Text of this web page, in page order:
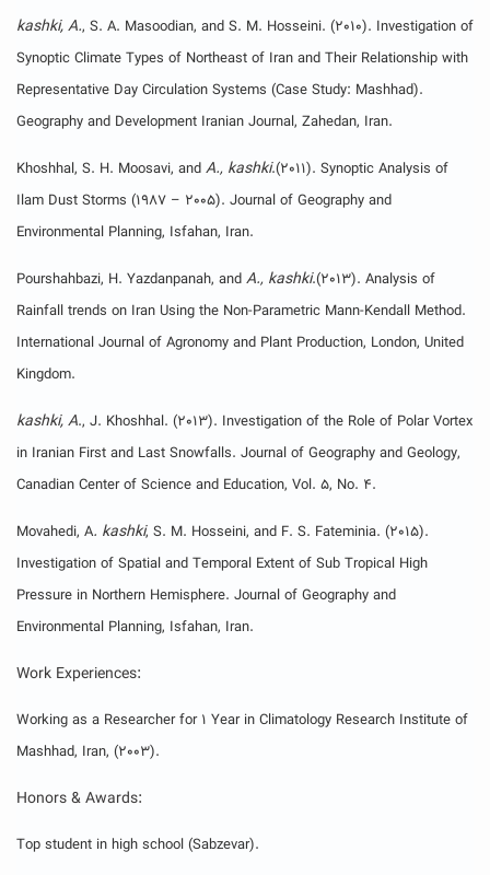
kashki, A., S. A. Masoodian, and S. M. Hosseini. (2010). Investigation of
Synoptic Climate Types of Northeast of Iran and Their Relationship with
Representative Day Circulation Systems (Case Study: Mashhad).
Geography and Development Iranian Journal, Zahedan, Iran.
Khoshhal, S. H. Moosavi, and A., kashki.(2011). Synoptic Analysis of
Ilam Dust Storms (1987 – 2005). Journal of Geography and
Environmental Planning, Isfahan, Iran.
Pourshahbazi, H. Yazdanpanah, and A., kashki.(2013). Analysis of
Rainfall trends on Iran Using the Non-Parametric Mann-Kendall Method.
International Journal of Agronomy and Plant Production, London, United
Kingdom.
kashki, A., J. Khoshhal. (2013). Investigation of the Role of Polar Vortex
in Iranian First and Last Snowfalls. Journal of Geography and Geology,
Canadian Center of Science and Education, Vol. 5, No. 4.
Movahedi, A. kashki, S. M. Hosseini, and F. S. Fateminia. (2015).
Investigation of Spatial and Temporal Extent of Sub Tropical High
Pressure in Northern Hemisphere. Journal of Geography and
Environmental Planning, Isfahan, Iran.
Work Experiences:
Working as a Researcher for 1 Year in Climatology Research Institute of
Mashhad, Iran, (2003).
Honors& Awards:
Top student in high school (Sabzevar).